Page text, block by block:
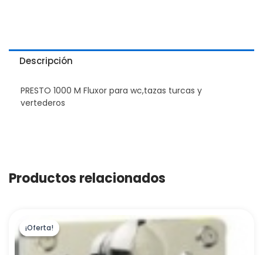
Descripción
PRESTO 1000 M Fluxor para wc,tazas turcas y
vertederos
Productos relacionados
¡Oferta!
¡Oferta!